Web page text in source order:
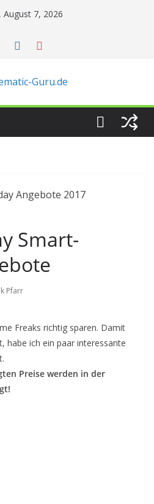
August 7, 2026
Smart-
Pfarr
Freaks richtig sparen. Damit
habe ich ein paar interessante
Preise werden in der